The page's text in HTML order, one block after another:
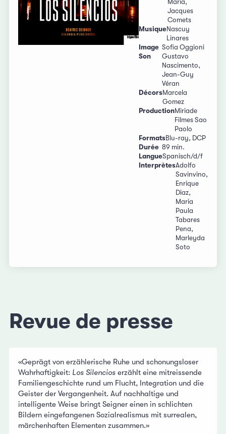
Maria,
Jacques
Comets
MusiqueNascuy
Linares
Image Sofia Oggioni
Son
Gustavo
Nascimento,
Jean-Guy
Véran
DécorsMarcela
Gomez
ProductionMiriade
Filmes Sao
Paolo
FormatsBlu-ray, DCP
Durée 89 min.
LangueSpanisch/d/f
InterprètesAdolfo
Savinvino,
Enrique
Diaz,
Maria
Paula
Tabares
Pena,
Marleyda
Soto
Revue de presse
«Geprägt von erzählerische Ruhe und schonungsloser
Wahrhaftigkeit: Los Silencios erzählt eine mitreissende
Familiengeschichte rund um Flucht, Integration und die
Geister der Vergangenheit. Auf nachhaltige und
intelligente Weise bringt Seigner einen in schlichten
Bildern eingefangenen Sozialrealismus mit surrealen,
märchenhaften Elementen zusammen.»